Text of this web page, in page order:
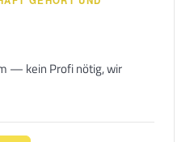
— kein Profi nötig, wir